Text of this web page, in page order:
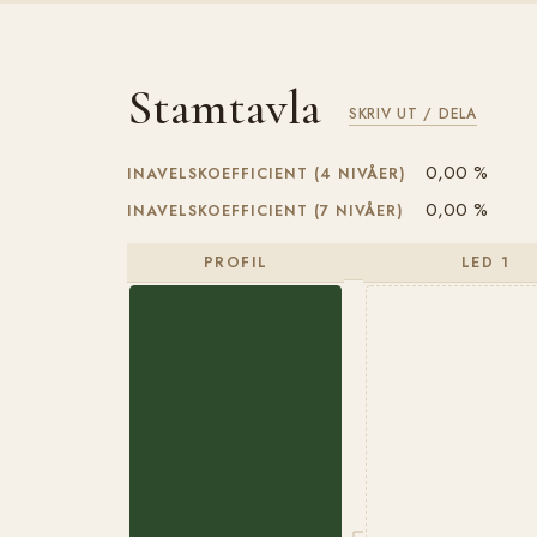
Stamtavla SKRIV UT / DELA
INAVELSKOEFFICIENT (4 NIVÅER) 0,00 %
INAVELSKOEFFICIENT (7 NIVÅER) 0,00 %
PROFIL LED 1